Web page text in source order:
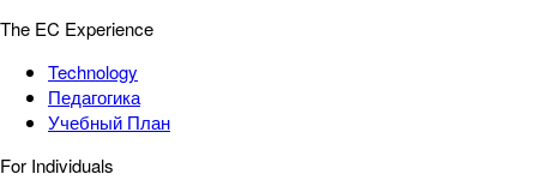
The EC Experience
Technology
Педагогика
Учебный План
For Individuals